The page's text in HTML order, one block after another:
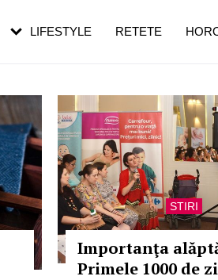
STIRI
Importanţa
Primele 1000 de
LIFESTYLE RETETEpe măsură